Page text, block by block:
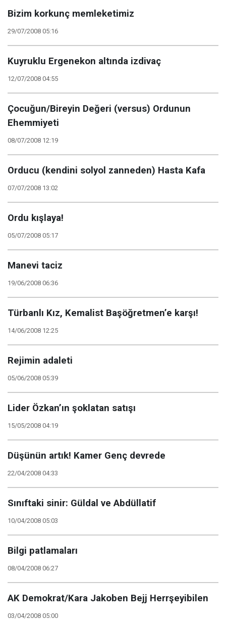
Bizim korkunç memleketimiz
29/07/2008 05:16
Kuyruklu Ergenekon altında izdivaç
12/07/2008 04:55
Çocuğun/Bireyin Değeri (versus) Ordunun
Ehemmiyeti
08/07/2008 12:19
Orducu (kendini solyol zanneden) Hasta Kafa
07/07/2008 13:02
Ordu kışlaya!
05/07/2008 05:17
Manevi taciz
19/06/2008 06:36
Türbanlı Kız, Kemalist Başöğretmen’e karşı!
14/06/2008 12:25
Rejimin adaleti
05/06/2008 05:39
Lider Özkan’ın şoklatan satışı
15/05/2008 04:19
Düşünün artık! Kamer Genç devrede
22/04/2008 04:33
Sınıftaki sinir: Güldal ve Abdüllatif
10/04/2008 05:03
Bilgi patlamaları
08/04/2008 06:27
AK Demokrat/Kara Jakoben Bejj Herrşeyibilen
03/04/2008 05:00